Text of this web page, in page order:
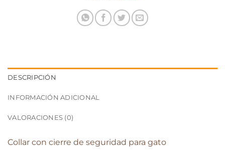
DESCRIPCIÓN
INFORMACIÓN ADICIONAL
VALORACIONES (0)
Collar con cierre de seguridad para gato